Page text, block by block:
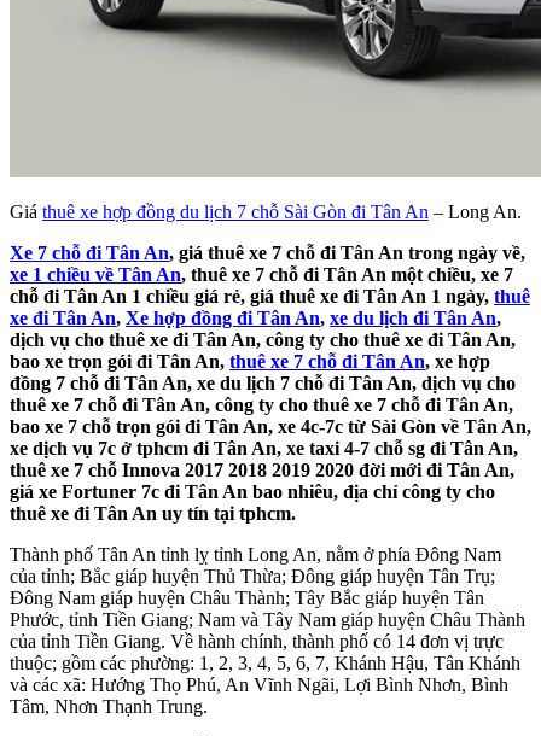
Giá thuê xe hợp đồng du lịch 7 chỗ Sài Gòn đi Tân An – Long An.
Xe 7 chỗ đi Tân An, giá thuê xe 7 chỗ đi Tân An trong ngày về,
xe 1 chiều về Tân An, thuê xe 7 chỗ đi Tân An một chiều, xe 7
chỗ đi Tân An 1 chiều giá rẻ, giá thuê xe đi Tân An 1 ngày, thuê
xe đi Tân An, Xe hợp đồng đi Tân An, xe du lịch đi Tân An,
dịch vụ cho thuê xe đi Tân An, công ty cho thuê xe đi Tân An,
bao xe trọn gói đi Tân An, thuê xe 7 chỗ đi Tân An, xe hợp
đồng 7 chỗ đi Tân An, xe du lịch 7 chỗ đi Tân An, dịch vụ cho
thuê xe 7 chỗ đi Tân An, công ty cho thuê xe 7 chỗ đi Tân An,
bao xe 7 chỗ trọn gói đi Tân An, xe 4c-7c từ Sài Gòn về Tân An,
xe dịch vụ 7c ở tphcm đi Tân An, xe taxi 4-7 chỗ sg đi Tân An,
thuê xe 7 chỗ Innova 2017 2018 2019 2020 đời mới đi Tân An,
giá xe Fortuner 7c đi Tân An bao nhiêu, địa chỉ công ty cho
thuê xe đi Tân An uy tín tại tphcm.
Thành phố Tân An tỉnh lỵ tỉnh Long An, nằm ở phía Đông Nam
của tỉnh; Bắc giáp huyện Thủ Thừa; Đông giáp huyện Tân Trụ;
Đông Nam giáp huyện Châu Thành; Tây Bắc giáp huyện Tân
Phước, tỉnh Tiền Giang; Nam và Tây Nam giáp huyện Châu Thành
của tỉnh Tiền Giang. Về hành chính, thành phố có 14 đơn vị trực
thuộc; gồm các phường: 1, 2, 3, 4, 5, 6, 7, Khánh Hậu, Tân Khánh
và các xã: Hướng Thọ Phú, An Vĩnh Ngãi, Lợi Bình Nhơn, Bình
Tâm, Nhơn Thạnh Trung.